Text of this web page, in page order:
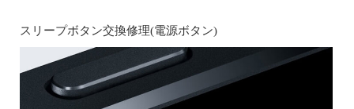
スリープボタン交換修理(電源ボタン)